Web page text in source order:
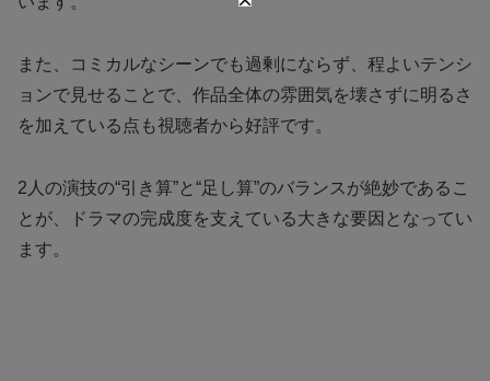
また、コミカルなシーンでも過剰にならず、程よいテンシ
ョンで見せることで、作品全体の雰囲気を壊さずに明るさ
を加えている点も視聴者から好評です。
2人の演技の“引き算”と“足し算”のバランスが絶妙であるこ
とが、ドラマの完成度を支えている大きな要因となってい
ます。